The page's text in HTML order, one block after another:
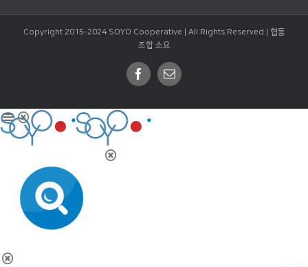
Copyright 2015-2024 SOYO Cooperative | All Rights Reserved | 협동
조합 소요
Facebook
Email